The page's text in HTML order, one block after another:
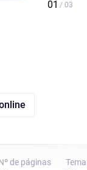
de páginas
Tema